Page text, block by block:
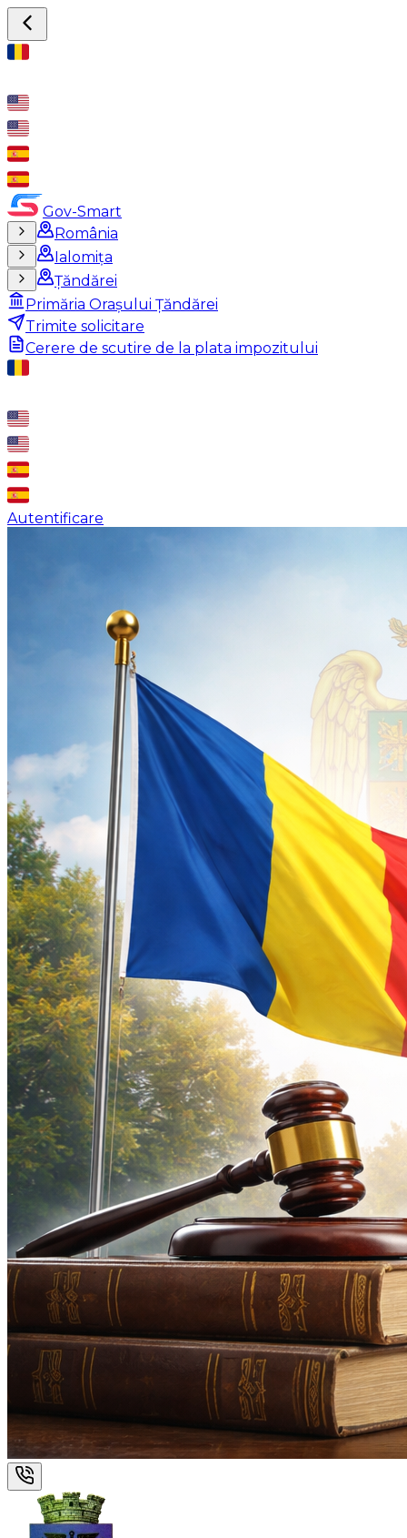
Gov-Smart
România
Ialomița
Țăndărei
Primăria Orașului Țăndărei
Trimite solicitare
Cerere de scutire de la plata impozitului
Autentificare